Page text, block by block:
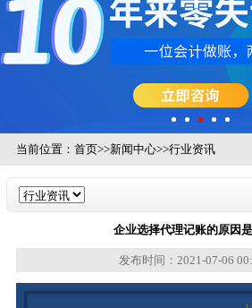
当前位置： 首页>>新闻中心>>行业资讯
企业选择代理记账的原因
发布时间：2021-07-06